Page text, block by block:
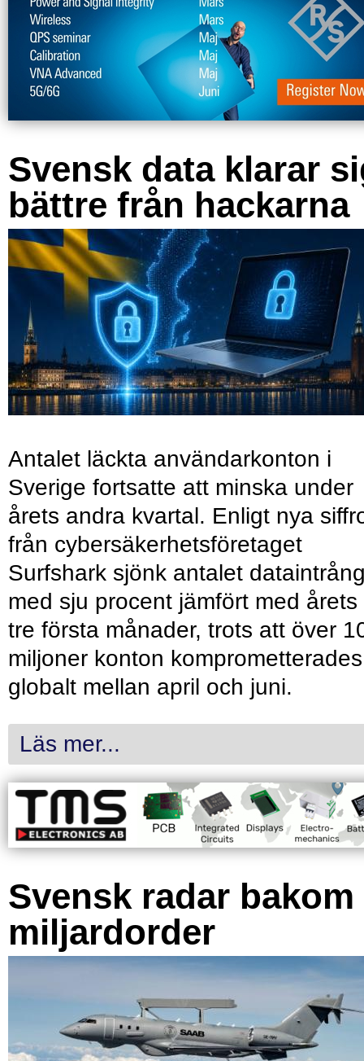
Svensk data klarar
bättre från hackarna
Antalet läckta användarkonton i
Sverige fortsatte att minska under
årets andra kvartal. Enligt nya
från cybersäkerhetsföretaget
Surfshark sjönk antalet
med sju procent jämfört med årets
tre första månader, trots att över
miljoner konton komprometterades
globalt mellan april och juni.
Läs mer...
Svensk radar bakom
miljardorder